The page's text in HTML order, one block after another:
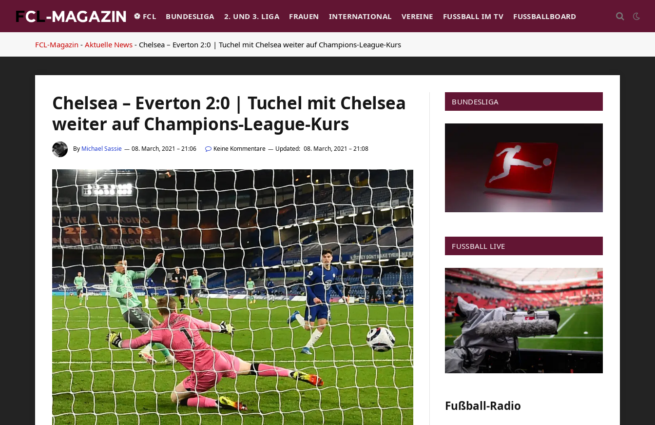
⚽️ FCL BUNDESLIGA 2. UND 3. LIGA FRAUEN INTERNATIONAL VEREINE FUSSBALL IM TV FUSSBALLBOARD
FCL-Magazin - Aktuelle News - Chelsea – Everton 2:0 | Tuchel mit Chelsea weiter auf Champions-League-Kurs
Chelsea – Everton 2:0 | Tuchel mit Chelsea
weiter auf Champions-League-Kurs
By Michael Sassie 08. March, 2021 – 21:06 Keine Kommentare Updated: 08. March, 2021 – 21:08
BUNDESLIGA
FUSSBALL LIVE
Fußball-Radio